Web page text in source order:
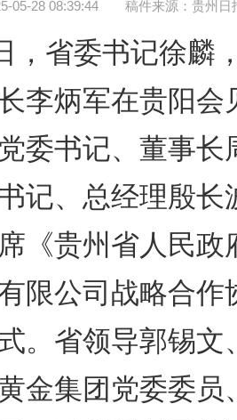
05-28 08:39:44 稿件来源：贵州日
省委书记徐麟
李炳军在贵阳会
委书记、董事长
记、总经理殷长
《贵州省人民政
限公司战略合作
。省领导郭锡文
金集团党委委员